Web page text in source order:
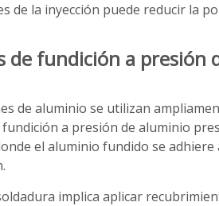
de la inyección puede reducir la
de fundición a presión
de aluminio se utilizan
a presión de aluminio
el aluminio fundido se
implica aplicar